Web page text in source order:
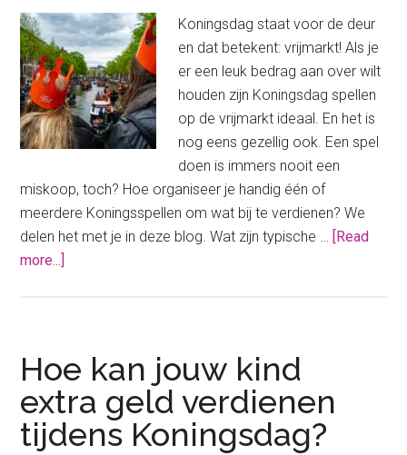
Koningsdag staat voor de deur
en dat betekent: vrijmarkt! Als je
er een leuk bedrag aan over wilt
houden zijn Koningsdag spellen
op de vrijmarkt ideaal. En het is
nog eens gezellig ook. Een spel
doen is immers nooit een
miskoop, toch? Hoe organiseer je handig één of
meerdere Koningsspellen om wat bij te verdienen? We
delen het met je in deze blog. Wat zijn typische …
[Read
more...]
vrijmarkt
Hoe kan jouw kind
extra geld verdienen
tijdens Koningsdag?